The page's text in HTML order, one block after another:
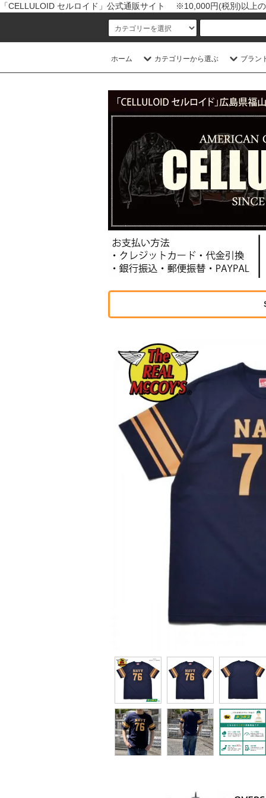
「CELLULOID セルロイド」公式通販サイト ※10,000円(税別)以上
ホーム カテゴリーから選ぶ ブラン